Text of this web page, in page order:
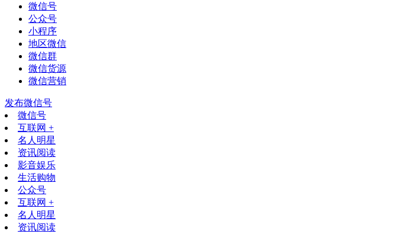
微信号
公众号
小程序
地区微信
微信群
微信货源
微信营销
发布微信号
微信号
互联网 +
名人明星
资讯阅读
影音娱乐
生活购物
公众号
互联网 +
名人明星
资讯阅读